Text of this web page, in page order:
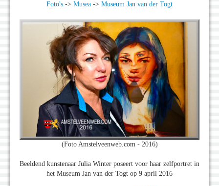
Foto's -> Musea -> Museum Jan van der Togt
(Foto Amstelveenweb.com - 2016)
Beeldend kunstenaar Julia Winter poseert voor haar zelfportret in
het Museum Jan van der Togt op 9 april 2016